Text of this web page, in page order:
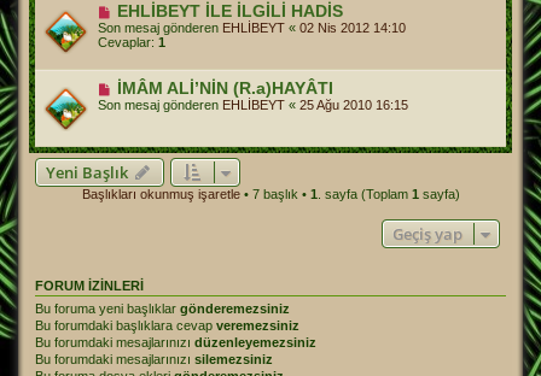
EHLİBEYT İLE İLGİLİ HADİS
Son mesaj gönderen EHLİBEYT « 02 Nis 2012 14:10
Cevaplar: 1
İMÂM ALİ’NİN (R.a)HAYÂTI
Son mesaj gönderen EHLİBEYT « 25 Ağu 2010 16:15
Yeni Başlık
Başlıkları okunmuş işaretle• 7 başlık • 1 . sayfa (Toplam 1 sayfa)
Geçiş yap
FORUM IZINLERI
Bu foruma yeni başlıklar gönderemezsiniz
Bu forumdaki başlıklara cevap veremezsiniz
Bu forumdaki mesajlarınızı düzenleyemezsiniz
Bu forumdaki mesajlarınızı silemezsiniz